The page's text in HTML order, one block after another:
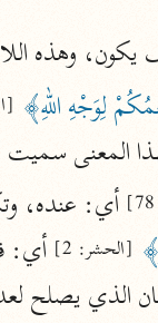
وهذه
لِوَجْهِ اللهِ﴾
المعنى
أي: عنده،
[الحشر: 2]
الذي يصلح